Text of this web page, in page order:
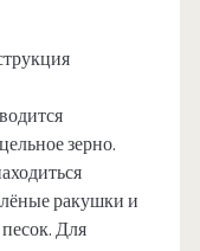
зерно.
ракушки и
Для